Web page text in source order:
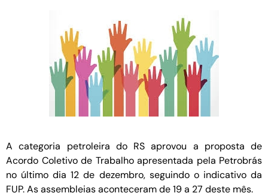
A categoria petroleira do RS aprovou a proposta de
Acordo Coletivo de Trabalho apresentada pela Petrobrás
no último dia 12 de dezembro, seguindo o indicativo da
FUP. As assembleias aconteceram de 19 a 27 deste mês.